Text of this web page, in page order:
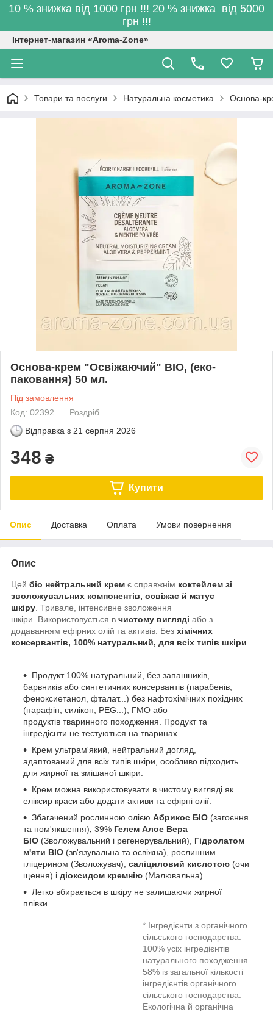
10 % знижка від 1000 грн !!! 20 % знижка від 5000
грн !!!
Інтернет-магазин «Aroma-Zone»
Товари та послуги Натуральна косметика Основа-
Основа-крем "Освіжаючий" BIO, (еко-
паковання) 50 мл.
Під замовлення
Код: 02392
Роздріб
Відправка з 21 серпня 2026
348 ₴
Купити
Опис Доставка Оплата Умови повернення
Опис
Цей біо нейтральний крем є справжнім коктейлем зі
зволожувальних компонентів, освіжає й матує
шкіру . Тривале, інтенсивне зволоження
шкіри. Використовується в чистому вигляді або з
додаванням ефірних олій та активів . Без хімічних
консервантів, 100% натуральний, для всіх типів шкіри
Продукт 100% натуральний , без запашників,
барвників або синтетичних консервантів (парабенів,
феноксиетанол, фталат...) без нафтохімічних похідних
(парафін, силікон, PEG...), ГМО або
продуктів тваринного походження. Продукт та
інгредієнти не тестуються на тваринах.
Крем ультрам'який, нейтральний догляд
адаптований для всіх типів шкіри , особливо підходить
для жирної та змішаної шкіри.
Крем можна використовувати в чистому вигляді як
еліксир краси або додати активи та ефірні олії
Збагачений рослинною олією Абрикос БІО (загоєння
та пом'якшення), 39% Гелем Алое Вера
БІО (Зволожувальний і регенерувальний), Гідролатом
м'яти BIO (зв'язувальна та освіжна), рослинним
гліцерином (Зволожувач), саліциловий кислотою (очи
щення) і діоксидом кремнію (Малювальна).
Легко вбирається в шкіру не залишаючи жирної
плівки.
* Інгредієнти з органічного
сільського господарства.
100% усіх інгредієнтів
натурального походження.
58% із загальної кількості
інгредієнтів органічного
сільського господарства.
Екологічна й органічна